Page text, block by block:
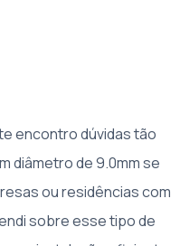
encontro dúvidas tão
diâmetro de 9.0mm se
ou residências com
sobre esse tipo de